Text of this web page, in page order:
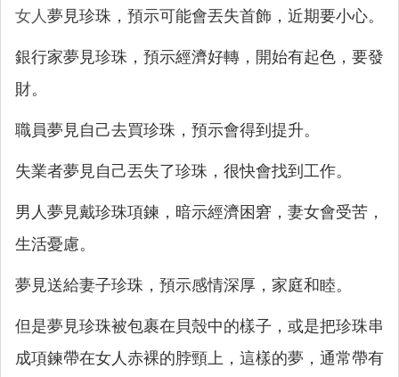
女人夢見珍珠，預示可能會丟失首飾，近期要小心。
銀行家夢見珍珠，預示經濟好轉，開始有起色，要發
財。
職員夢見自己去買珍珠，預示會得到提升。
失業者夢見自己丟失了珍珠，很快會找到工作。
男人夢見戴珍珠項鍊，暗示經濟困窘，妻女會受苦，
生活憂慮。
夢見送給妻子珍珠，預示感情深厚，家庭和睦。
但是夢見珍珠被包裹在貝殼中的樣子，或是把珍珠串
成項鍊帶在女人赤裸的脖頸上，這樣的夢，通常帶有